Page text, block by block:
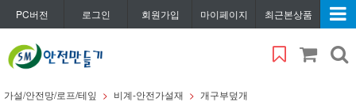
PC버전 로그인 회원가입 마이페이지 최근본상품
가설/안전망/로프/테잎 비계-안전가설재 개구부덮개